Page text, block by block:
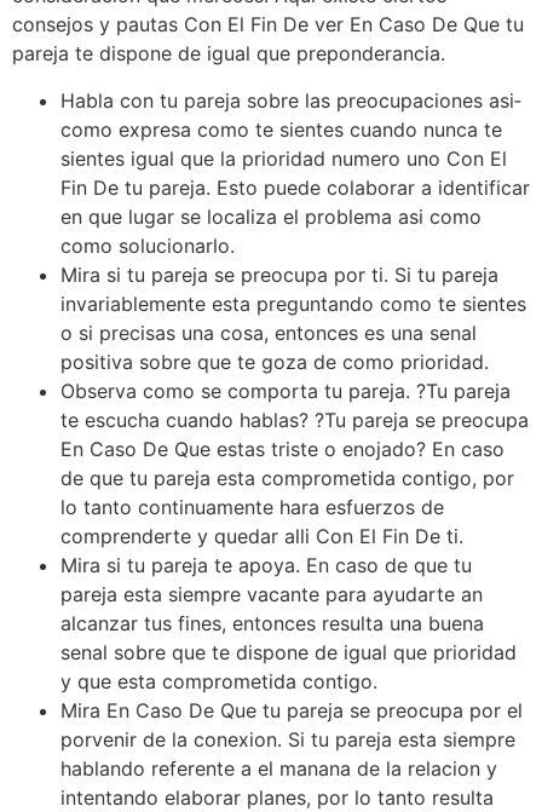
consejos y pautas Con El Fin De ver En Caso De Que tu
pareja te dispone de igual que preponderancia.
Habla con tu pareja sobre las preocupaciones asi­
como expresa como te sientes cuando nunca te
sientes igual que la prioridad numero uno Con El
Fin De tu pareja. Esto puede colaborar a identificar
en que lugar se localiza el problema asi­ como
como solucionarlo.
Mira si tu pareja se preocupa por ti. Si tu pareja
invariablemente esta preguntando como te sientes
o si precisas una cosa, entonces es una senal
positiva sobre que te goza de como prioridad.
Observa como se comporta tu pareja. ?Tu pareja
te escucha cuando hablas? ?Tu pareja se preocupa
En Caso De Que estas triste o enojado? En caso
de que tu pareja esta comprometida contigo, por
lo tanto continuamente hara esfuerzos de
comprenderte y quedar alli Con El Fin De ti.
Mira si tu pareja te apoya. En caso de que tu
pareja esta siempre vacante para ayudarte an
alcanzar tus fines, entonces resulta una buena
senal sobre que te dispone de igual que prioridad
y que esta comprometida contigo.
Mira En Caso De Que tu pareja se preocupa por el
porvenir de la conexion. Si tu pareja esta siempre
hablando referente a el manana de la relacion y
intentando elaborar planes, por lo tanto resulta